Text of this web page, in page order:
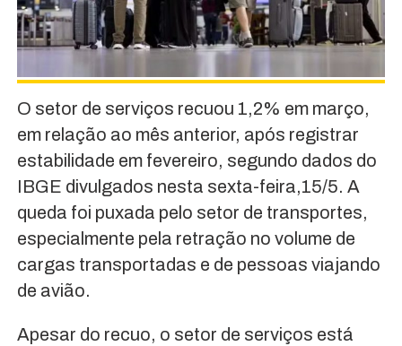
O setor de serviços recuou 1,2% em março,
em relação ao mês anterior, após registrar
estabilidade em fevereiro, segundo dados do
IBGE divulgados nesta sexta-feira,15/5. A
queda foi puxada pelo setor de transportes,
especialmente pela retração no volume de
cargas transportadas e de pessoas viajando
de avião.
Apesar do recuo, o setor de serviços está